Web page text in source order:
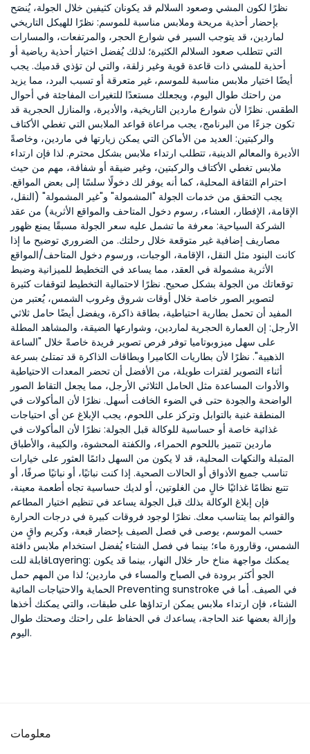
نظرًا لكون المشي وصعود السلالم قد يكونان كثيفين خلال الجولة، يُنصَح
بإحضار أحذية مريحة وملابس مناسبة للموسم: نظرًا للهيكل التاريخي
لماردين، قد يتوجب السير في شوارع الحجر، والمرتفعات، والمسارات
التي تتطلب صعود السلالم الكثيرة؛ لذلك يُفضل اختيار أحذية رياضية أو
أحذية للمشي ذات قاعدة قوية وغير زلقة، والتي لن تؤذي قدميك. يجب
أيضًا اختيار ملابس مناسبة للموسم، غير متعرقة أو تسبب البرد، مما يزيد
من راحتك طوال اليوم، ويجعلك مستعدًا للتغيرات المفاجئة في أحوال
الطقس. نظرًا لأن شوارع ماردين التاريخية، والأديرة، والمنازل الحجرية قد
تكون جزءًا من البرنامج، يجب مراعاة قواعد الملابس التي تغطي الأكتاف
والركبتين: العديد من الأماكن التي يمكن زيارتها في ماردين، وخاصةً
الأديرة والمعالم الدينية، تتطلب ارتداء ملابس بشكل محترم. لذا فإن ارتداء
ملابس تغطي الأكتاف والركبتين، وغير ضيقة أو شفافة، مهم من حيث
احترام الثقافة المحلية، كما أنه يوفر لك دخولًا سلسًا إلى بعض المواقع.
يجب التحقق من خدمات الجولة "المشمولة" و"غير المشمولة" (النقل،
الإقامة، الإفطار، العشاء، رسوم دخول المتاحف والمواقع الأثرية) من عقد
الشركة السياحية: معرفة ما تشمل عليه سعر الجولة مسبقًا يمنع ظهور
مصاريف إضافية غير متوقعة خلال رحلتك. من الضروري توضيح ما إذا
كانت البنود مثل النقل، الإقامة، الوجبات، ورسوم دخول المتاحف/المواقع
الأثرية مشمولة في العقد، مما يساعد في التخطيط للميزانية وضبط
توقعاتك من الجولة بشكل صحيح. نظرًا لاحتمالية التخطيط لتوقفات كثيرة
لتصوير الصور خاصة خلال أوقات شروق وغروب الشمس، يُعتبر من
المفيد أن تحمل بطارية احتياطية، بطاقة ذاكرة، ويفضل أيضًا حامل ثلاثي
الأرجل: إن العمارة الحجرية لماردين، وشوارعها الضيقة، والمشاهد المطلة
على سهل ميزوبوتاميا توفر فرص تصوير فريدة خاصةً خلال "الساعة
الذهبية". نظرًا لأن بطاريات الكاميرا وبطاقات الذاكرة قد تمتلئ بسرعة
أثناء التصوير لفترات طويلة، من الأفضل أن تحضر المعدات الاحتياطية
والأدوات المساعدة مثل الحامل الثلاثي الأرجل، مما يجعل التقاط الصور
الواضحة والجودة حتى في الضوء الخافت أسهل. نظرًا لأن المأكولات في
المنطقة غنية بالتوابل وتركز على اللحوم، يجب الإبلاغ عن أي احتياجات
غذائية خاصة أو حساسية للوكالة قبل الجولة: نظرًا لأن المأكولات في
ماردين تتميز باللحوم الحمراء، والكفتة المحشوة، والكيبة، والأطباق
المتبلة والنكهات المحلية، قد لا يكون من السهل دائمًا العثور على خيارات
تناسب جميع الأذواق أو الحالات الصحية. إذا كنت نباتيًا، أو نباتيًا صرفًا، أو
تتبع نظامًا غذائيًا خالٍ من الغلوتين، أو لديك حساسية تجاه أطعمة معينة،
فإن إبلاغ الوكالة بذلك قبل الجولة يساعد في تنظيم اختيار المطاعم
والقوائم بما يتناسب معك. نظرًا لوجود فروقات كبيرة في درجات الحرارة
حسب الموسم، يوصى في فصل الصيف بإحضار قبعة، وكريم واقٍ من
الشمس، وقارورة ماء؛ بينما في فصل الشتاء يُفضل استخدام ملابس دافئة
قابلة للتLayering: يمكنك مواجهة مناخ حار خلال النهار، بينما قد يكون
الجو أكثر برودة في الصباح والمساء في ماردين؛ لذا من المهم حمل
الحماية والاحتياجات المائية Preventing sunstroke في الصيف. أما في
الشتاء، فإن ارتداء ملابس يمكن ارتداؤها على طبقات، والتي يمكنك أخذها
وإزالة بعضها عند الحاجة، يساعدك في الحفاظ على راحتك وصحتك طوال
اليوم.
معلومات